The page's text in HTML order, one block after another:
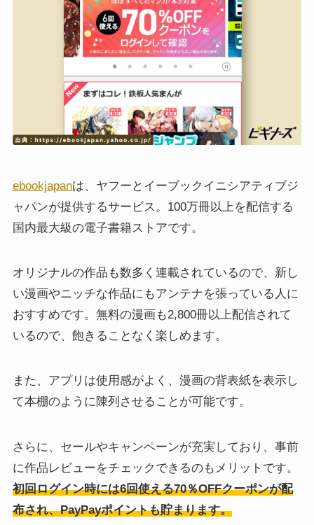
ebookjapanは、ヤフーとイーブックイニシアティブジ
ャパンが提供するサービス。100万冊以上を配信する
国内最大級の電子書籍ストアです。
オリジナルの作品も数多く連載されているので、新し
い漫画やニッチな作品にもアンテナを張っている人に
おすすめです。無料の漫画も2,800冊以上配信されて
いるので、飽きることなく楽しめます。
また、アプリは使用感がよく、漫画の背表紙を表示し
て本棚のように陳列させることが可能です。
さらに、セールやキャンペーンが充実しており、事前
に作品レビューをチェックできるのもメリットです。
初回ログイン時には6回使える70％OFFクーポンが配
布され、PayPayポイントも貯まります。